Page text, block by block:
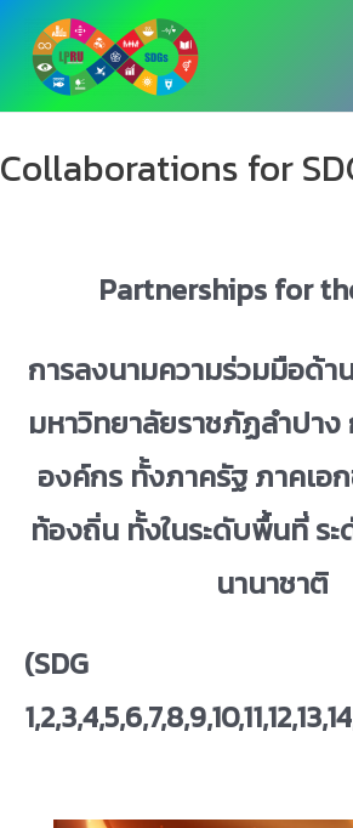
content
Collaborations for
Partnerships for
การลงนามความร่วมมือด้า
มหาวิทยาลัยราชภัฏลำปา
องค์กร ทั้งภาครัฐ ภาคเอ
ท้องถิ่น ทั้งในระดับพื้นที่ ระ
นานาชาติ
(SDG